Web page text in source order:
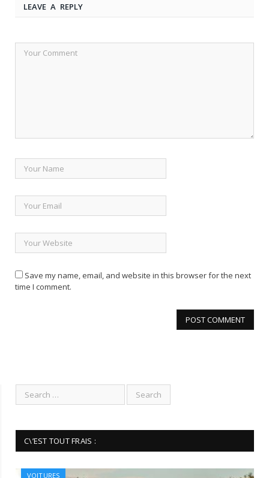
LEAVE A REPLY
Save my name, email, and website in this browser for the next
time I comment.
C\’EST TOUT FRAIS :
VOITURES